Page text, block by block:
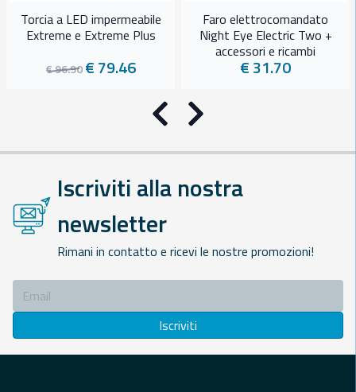
Torcia a LED impermeabile
Extreme e Extreme Plus
€ 96.90€ 79.46
Faro elettrocomandato
Night Eye Electric Two +
accessori e ricambi
€ 31.70
Precedente
Successivo
Iscriviti alla nostra
newsletter
Rimani in contatto e ricevi le nostre promozioni!
Iscriviti